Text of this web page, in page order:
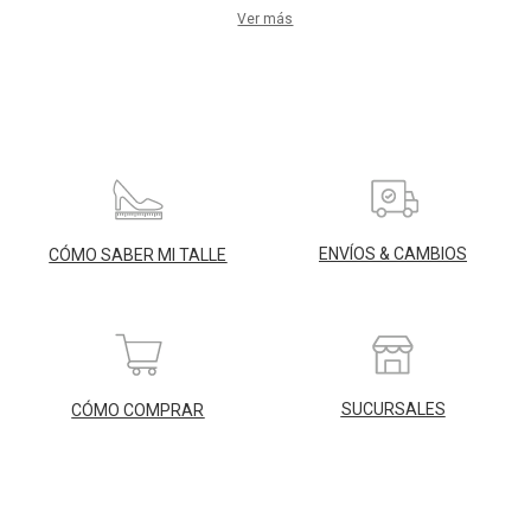
Ver más
CÓMO SABER MI TALLE ENVÍOS & CAMBIOS
CÓMO COMPRAR SUCURSALES